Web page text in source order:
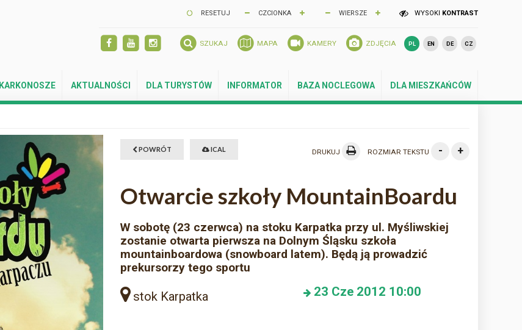
RESETUJ CZCIONKA WIERSZE WYSOKI KONTRAST
SZUKAJ MAPA KAMERY ZDJĘCIA PL EN DE CZ
KARKONOSZE AKTUALNOŚCI DLA TURYSTÓW INFORMATOR BAZA NOCLEGOWA DLA MIESZKAŃCÓW
POWRÓT ICAL DRUKUJ ROZMIAR TEKSTU - +
Otwarcie szkoły MountainBoardu
W sobotę (23 czerwca) na stoku Karpatka przy ul. Myśliwskiej
zostanie otwarta pierwsza na Dolnym Śląsku szkoła
mountainboardowa (snowboard latem). Będą ją prowadzić
prekursorzy tego sportu
stok Karpatka 23 Cze 2012 10:00